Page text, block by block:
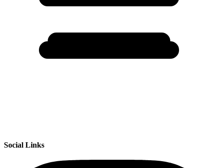
Social Links